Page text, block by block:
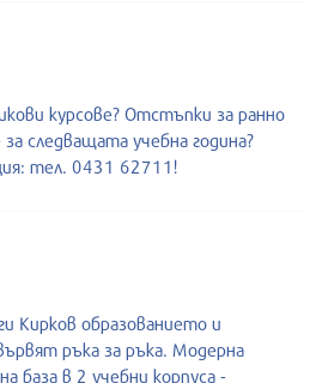
курсове? Отстъпки за ранно
за следващата учебна година?
тел. 0431 62711!
Кирков образованието и
ръка за ръка. Модерна
база в 2 учебни корпуса -